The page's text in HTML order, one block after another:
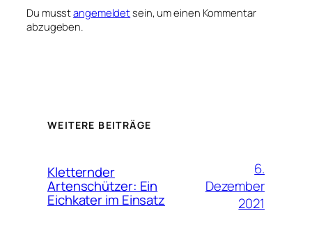
Du musstangemeldetsein, um einen Kommentar
abzugeben.
WEITERE BEITRÄGE
Kletternder
Artenschützer: Ein
Eichkater im Einsatz
6.
Dezember
2021